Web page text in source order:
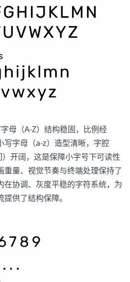
母（A-Z）结构稳固，比例经
写字母（a-z）造型清晰，字腔
）开阔，这是保障小字号下可读性
重量、视觉节奏与终端处理保持了
在协调、灰度平稳的字符系统，为
供了结构保障。